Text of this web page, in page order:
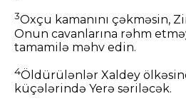
3Oxçu kamanını çəkməsin,
Onun cavanlarına rəhm
tamamilə məhv edin.
4Öldürülənlər Xaldey
küçələrində Yerə səriləcək.